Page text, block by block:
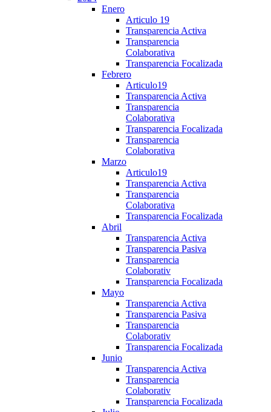
Enero
Articulo 19
Transparencia Activa
Transparencia
Colaborativa
Transparencia Focalizada
Febrero
Articulo19
Transparencia Activa
Transparencia
Colaborativa
Transparencia Focalizada
Transparencia
Colaborativa
Marzo
Articulo19
Transparencia Activa
Transparencia
Colaborativa
Transparencia Focalizada
Abril
Transparencia Activa
Transparencia Pasiva
Transparencia
Colaborativ
Transparencia Focalizada
Mayo
Transparencia Activa
Transparencia Pasiva
Transparencia
Colaborativ
Transparencia Focalizada
Junio
Transparencia Activa
Transparencia
Colaborativ
Transparencia Focalizada